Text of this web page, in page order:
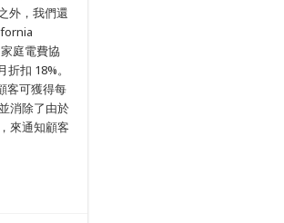
外，我們還
庭電費協
扣 18%。
客可獲得每
消除了由於
來通知顧客